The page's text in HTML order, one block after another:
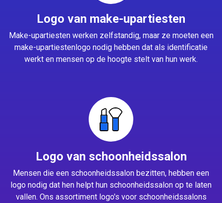
Logo van make-upartiesten
Make-upartiesten werken zelfstandig, maar ze moeten een
make-upartiestenlogo nodig hebben dat als identificatie
werkt en mensen op de hoogte stelt van hun werk.
Logo van schoonheidssalon
Mensen die een schoonheidssalon bezitten, hebben een
logo nodig dat hen helpt hun schoonheidssalon op te laten
vallen. Ons assortiment logo's voor schoonheidssalons